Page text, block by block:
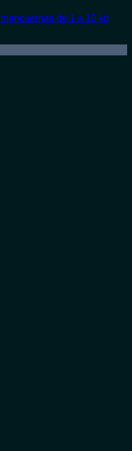
de 1 a 10 kg